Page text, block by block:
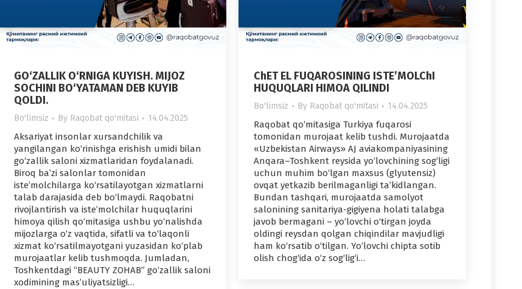
GO‘ZALLIK O‘RNIGA KUYISH. MIJOZ
SOCHINI BO‘YATAMAN DEB KUYIB
QOLDI.
Bo'limsiz By Raqobat qo'mitasi 14.04.2025
Aksariyat insonlar xursandchilik va
yangilangan ko‘rinishga erishish umidi bilan
go‘zallik saloni xizmatlaridan foydalanadi.
Biroq ba’zi salonlar tomonidan
iste’molchilarga ko‘rsatilayotgan xizmatlarni
talab darajasida deb bo‘lmaydi. Raqobatni
rivojlantirish va iste’molchilar huquqlarini
himoya qilish qo‘mitasiga ushbu yo‘nalishda
mijozlarga o‘z vaqtida, sifatli va to‘laqonli
xizmat ko‘rsatilmayotgani yuzasidan ko‘plab
murojaatlar kelib tushmoqda. Jumladan,
Toshkentdagi “BEAUTY ZOHAB” go‘zallik saloni
xodimining mas’uliyatsizligi…
ChET EL FUQAROSINING ISTE’MOLChI
HUQUQLARI HIMOA QILINDI
Bo'limsiz By Raqobat qo'mitasi 14.04.2025
Raqobat qo‘mitasiga Turkiya fuqarosi
tomonidan murojaat kelib tushdi. Murojaatda
«Uzbekistan Airways» AJ aviakompaniyasining
Anqara–Toshkent reysida yo‘lovchining sog‘ligi
uchun muhim bo‘lgan maxsus (glyutensiz)
ovqat yetkazib berilmaganligi ta’kidlangan.
Bundan tashqari, murojaatda samolyot
salonining sanitariya-gigiyena holati talabga
javob bermagani – yo‘lovchi o‘tirgan joyda
oldingi reysdan qolgan chiqindilar mavjudligi
ham ko‘rsatib o‘tilgan. Yo‘lovchi chipta sotib
olish chog‘ida o‘z sog‘lig‘i…